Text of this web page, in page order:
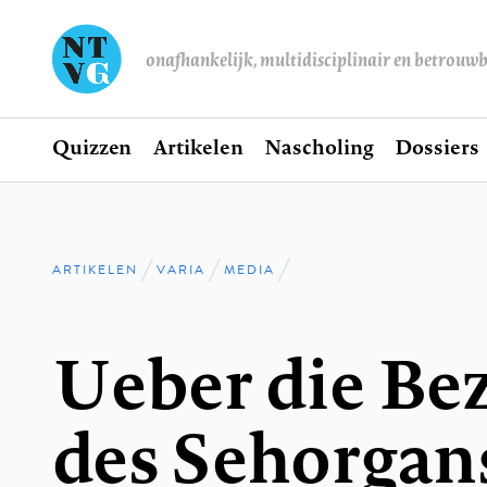
onafhankelijk, multidisciplinair en
Hoofdnavigatie
Home
Quizzen Artikelen Nascholing Dossiers
Kruimelpad
ARTIKELEN VARIA MEDIA
Ueber die
des